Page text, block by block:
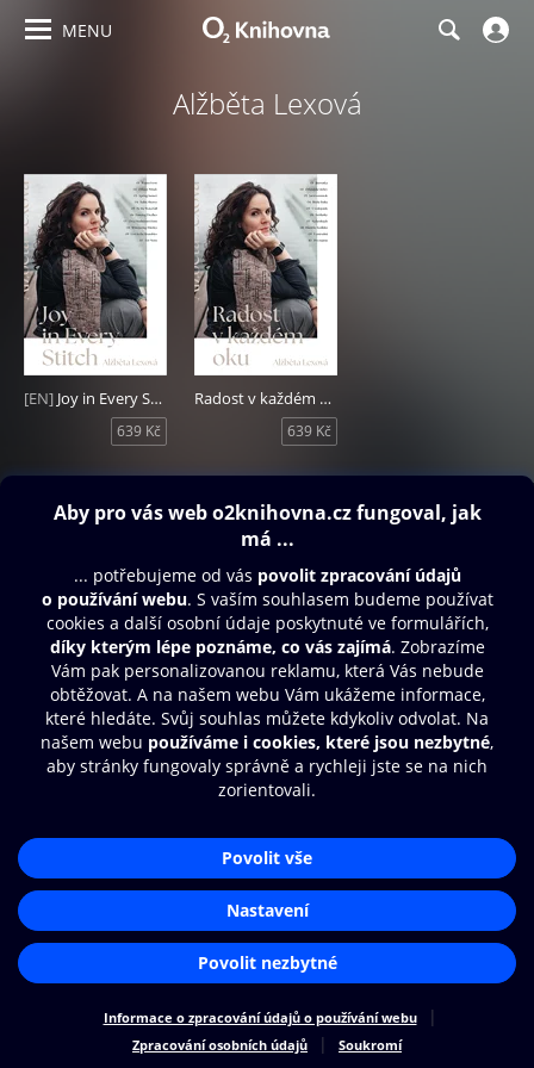
MENU
Alžběta Lexová
[EN] Joy in Every Stitch
639 Kč
Radost v každém oku
639 Kč
Obsah ke stažení
Další zábava
© O2 Czech Republic a.s.
Nákupní řád
Přístupnost
Cookies
Nastavení cookies
Aplikace O2 Knihovna
Čti a poslouchej své e-knihy a
audioknihy rychleji a pohodlněji.